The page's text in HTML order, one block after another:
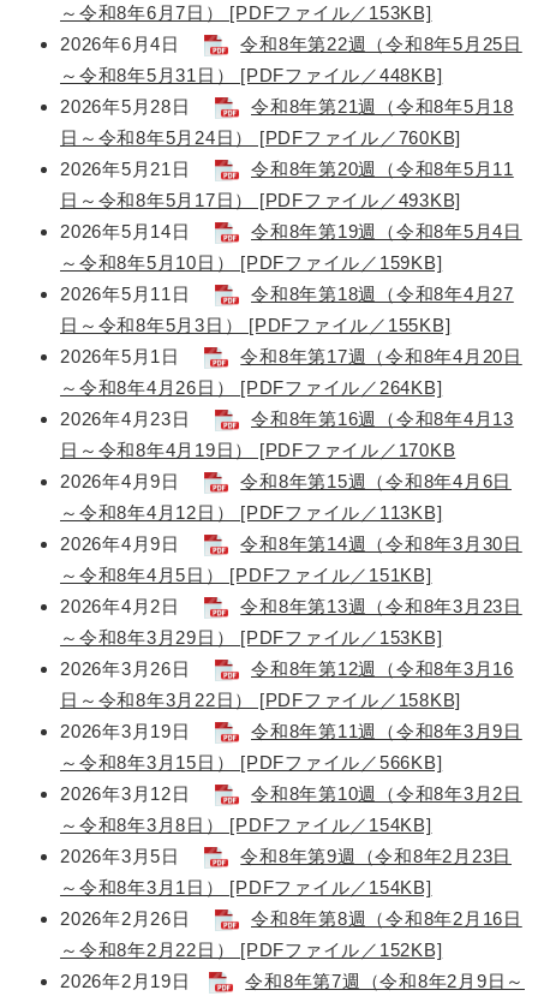
～令和8年6月7日） [PDFファイル／153KB]
2026年6月4日
令和8年第22週（令和8年5月25日
～令和8年5月31日） [PDFファイル／448KB]
2026年5月28日
令和8年第21週（令和8年5月18
日～令和8年5月24日） [PDFファイル／760KB]
2026年5月21日
令和8年第20週（令和8年5月11
日～令和8年5月17日） [PDFファイル／493KB]
2026年5月14日
令和8年第19週（令和8年5月4日
～令和8年5月10日） [PDFファイル／159KB]
2026年5月11日
令和8年第18週（令和8年4月27
日～令和8年5月3日） [PDFファイル／155KB]
2026年5月1日
令和8年第17週（令和8年4月20日
～令和8年4月26日） [PDFファイル／264KB]
2026年4月23日
令和8年第16週（令和8年4月13
日～令和8年4月19日） [PDFファイル／170KB
2026年4月9日
令和8年第15週（令和8年4月6日
～令和8年4月12日） [PDFファイル／113KB]
2026年4月9日
令和8年第14週（令和8年3月30日
～令和8年4月5日） [PDFファイル／151KB]
2026年4月2日
令和8年第13週（令和8年3月23日
～令和8年3月29日） [PDFファイル／153KB]
2026年3月26日
令和8年第12週（令和8年3月16
日～令和8年3月22日） [PDFファイル／158KB]
2026年3月19日
令和8年第11週（令和8年3月9日
～令和8年3月15日） [PDFファイル／566KB]
2026年3月12日
令和8年第10週（令和8年3月2日
～令和8年3月8日） [PDFファイル／154KB]
2026年3月5日
令和8年第9週（令和8年2月23日
～令和8年3月1日） [PDFファイル／154KB]
2026年2月26日
令和8年第8週（令和8年2月16日
～令和8年2月22日） [PDFファイル／152KB]
2026年2月19日
令和8年第7週（令和8年2月9日～